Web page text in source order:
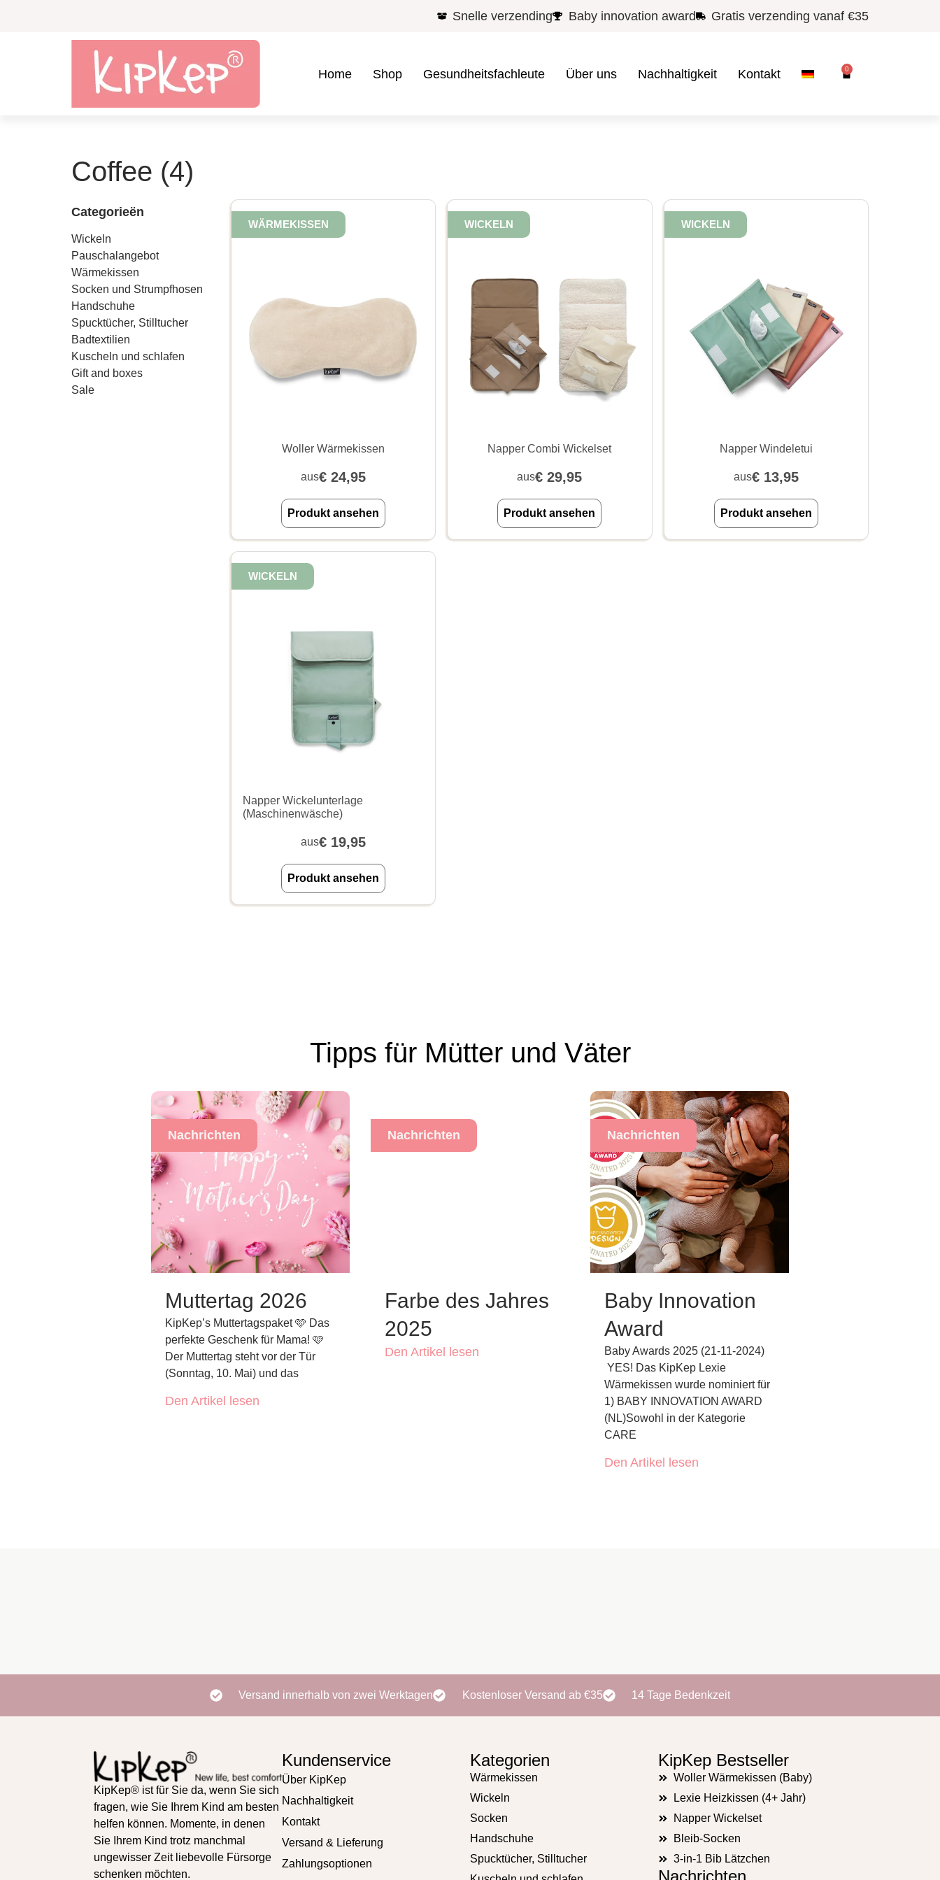
Snelle verzending Baby innovation award Gratis verzending vanaf €35
Home Shop Gesundheitsfachleute Über uns Nachhaltigkeit Kontakt 0
Coffee (4)
Categorieën
Wickeln
Pauschalangebot
Wärmekissen
Socken und Strumpfhosen
Handschuhe
Spucktücher, Stilltucher
Badtextilien
Kuscheln und schlafen
Gift and boxes
Sale
WÄRMEKISSEN
Woller Wärmekissen
aus€ 24,95
Produkt ansehen
WICKELN
Napper Combi Wickelset
aus€ 29,95
Produkt ansehen
WICKELN
Napper Windeletui
aus€13,95
Produkt ansehen
WICKELN
Napper Wickelunterlage
(Maschinenwäsche)
aus€ 19,95
Produkt ansehen
Tipps für Mütter und Väter
Nachrichten
Muttertag 2026
KipKep’s Muttertagspaket 🩷 Das
perfekte Geschenk für Mama! 🩷
Der Muttertag steht vor der Tür
(Sonntag, 10. Mai) und das
Den Artikel lesen
Nachrichten
Farbe des Jahres
2025
Den Artikel lesen
Nachrichten
Baby Innovation
Award
Baby Awards 2025 (21-11-2024)
YES! Das KipKep Lexie
Wärmekissen wurde nominiert für
1) BABY INNOVATION AWARD
(NL)Sowohl in der Kategorie
CARE
Den Artikel lesen
Versand innerhalb von zwei Werktagen Kostenloser Versand ab €35 14 Tage Bedenkzeit
KipKep® ist für Sie da, wenn Sie sich
fragen, wie Sie Ihrem Kind am besten
helfen können. Momente, in denen
Sie Ihrem Kind trotz manchmal
ungewisser Zeit liebevolle Fürsorge
schenken möchten.
Kundenservice
Über KipKep
Nachhaltigkeit
Kontakt
Versand & Lieferung
Zahlungsoptionen
Kategorien
Wärmekissen
Wickeln
Socken
Handschuhe
Spucktücher, Stilltucher
KipKep Bestseller
Woller Wärmekissen (Baby)
Lexie Heizkissen (4+ Jahr)
Napper Wickelset
Bleib-Socken
3-in-1 Bib Lätzchen